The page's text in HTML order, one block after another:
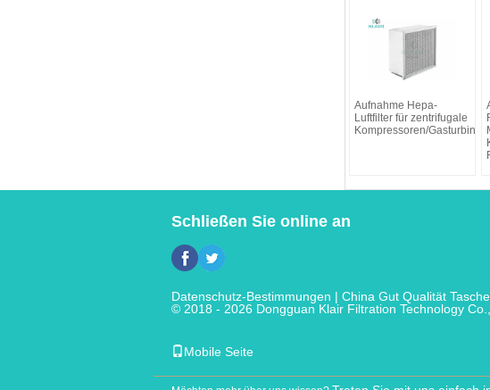
Aufnahme Hepa-
Luftfilter für zentrifugale
Kompressoren/
Schließen Sie online an
Datenschutz-Bestimmungen | China Gut Qualität
© 2018 - 2026 Dongguan Klair Filtration Technology
Mobile Seite